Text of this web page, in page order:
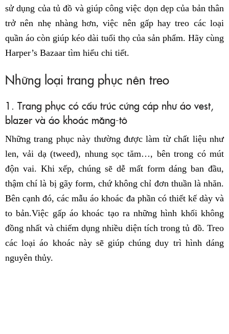
sử dụng của tủ đồ và giúp công việc dọn dẹp của bản thân
trở nên nhẹ nhàng hơn, việc nên gấp hay treo các loại
quần áo còn giúp kéo dài tuổi thọ của sản phẩm. Hãy cùng
Harper’s Bazaar tìm hiểu chi tiết.
Những loại trang phục nên treo
1. Trang phục có cấu trúc cứng cáp như áo vest,
blazer và áo khoác măng-tô
Những trang phục này thường được làm từ chất liệu như
len, vải dạ (tweed), nhung sọc tăm…, bên trong có mút
độn vai. Khi xếp, chúng sẽ dễ mất form dáng ban đầu,
thậm chí là bị gãy form, chứ không chỉ đơn thuần là nhăn.
Bên cạnh đó, các mẫu áo khoác đa phần có thiết kế dày và
to bản.Việc gấp áo khoác tạo ra những hình khối không
đồng nhất và chiếm dụng nhiều diện tích trong tủ đồ. Treo
các loại áo khoác này sẽ giúp chúng duy trì hình dáng
nguyên thủy.